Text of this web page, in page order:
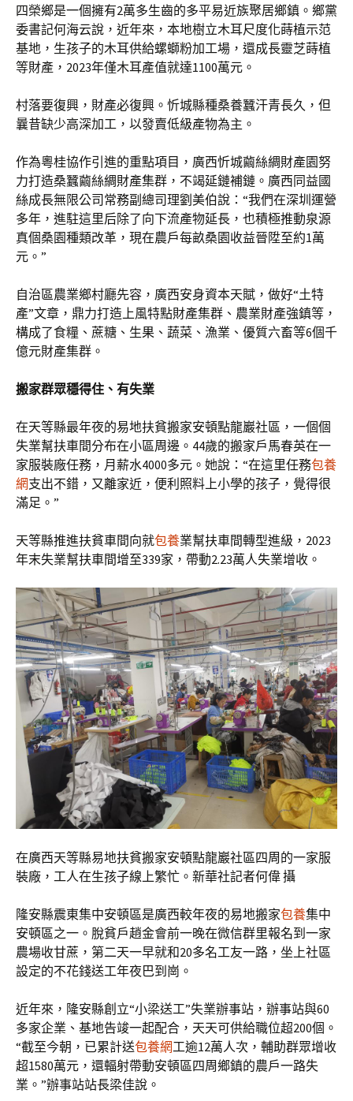
四榮鄉是一個擁有2萬多生齒的多平易近族聚居鄉鎮。鄉黨
委書記何海云說，近年來，本地樹立木耳尺度化蒔植示范
基地，生孩子的木耳供給螺螄粉加工場，還成長靈芝蒔植
等財產，2023年僅木耳產值就達1100萬元。
村落要復興，財產必復興。忻城縣種桑養蠶汗青長久，但
曩昔缺少高深加工，以發賣低級產物為主。
作為粵桂協作引進的重點項目，廣西忻城繭絲綢財產園努
力打造桑蠶繭絲綢財產集群，不竭延鏈補鏈。廣西同益國
絲成長無限公司常務副總司理劉美伯說：“我們在深圳運營
多年，進駐這里后除了向下流產物延長，也積極推動泉源
真個桑園種類改革，現在農戶每畝桑園收益晉陞至約1萬
元。”
自治區農業鄉村廳先容，廣西安身資本天賦，做好“土特
產”文章，鼎力打造上風特點財產集群、農業財產強鎮等，
構成了食糧、蔗糖、生果、蔬菜、漁業、優質六畜等6個千
億元財產集群。
搬家群眾穩得住、有失業
在天等縣最年夜的易地扶貧搬家安頓點龍巖社區，一個個
失業幫扶車間分布在小區周邊。44歲的搬家戶馬春英在一
家服裝廠任務，月薪水4000多元。她說：“在這里任務包養
網支出不錯，又離家近，便利照料上小學的孩子，覺得很
滿足。”
天等縣推進扶貧車間向就包養業幫扶車間轉型進級，2023
年末失業幫扶車間增至339家，帶動2.23萬人失業增收。
在廣西天等縣易地扶貧搬家安頓點龍巖社區四周的一家服
裝廠，工人在生孩子線上繁忙。新華社記者何偉 攝
隆安縣震東集中安頓區是廣西較年夜的易地搬家包養集中
安頓區之一。脫貧戶趙金會前一晚在微信群里報名到一家
農場收甘蔗，第二天一早就和20多名工友一路，坐上社區
設定的不花錢送工年夜巴到崗。
近年來，隆安縣創立“小梁送工”失業辦事站，辦事站與60
多家企業、基地告竣一起配合，天天可供給職位超200個。
“截至今朝，已累計送包養網工逾12萬人次，輔助群眾增收
超1580萬元，還輻射帶動安頓區四周鄉鎮的農戶一路失
業。”辦事站站長梁佳說。